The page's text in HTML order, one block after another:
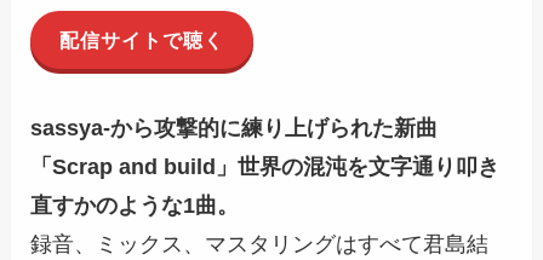
配信サイトで聴く
sassya-から攻撃的に練り上げられた新曲
「Scrap and build」世界の混沌を文字通り叩き
直すかのような1曲。
録音、ミックス、マスタリングはすべて君島結